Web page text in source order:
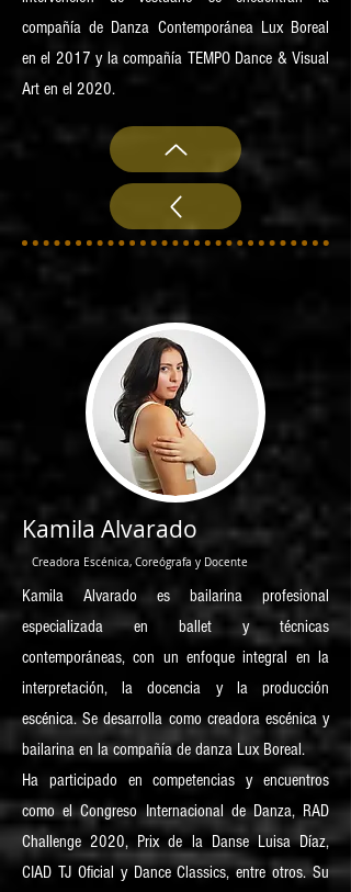
compañía de Danza Contemporánea Lux Boreal
en el 2017 y la compañía TEMPO Dance & Visual
Art en el 2020.
Kamila Alvarado
Creadora Escénica, Coreógrafa y Docente
Kamila Alvarado es bailarina profesional
especializada en ballet y técnicas
contemporáneas, con un enfoque integral en la
interpretación, la docencia y la producción
escénica. Se desarrolla como creadora escénica y
bailarina en la compañía de danza Lux Boreal.
Ha participado en competencias y encuentros
como el Congreso Internacional de Danza, RAD
Challenge 2020, Prix de la Danse Luisa Díaz,
CIAD TJ Oficial y Dance Classics, entre otros. Su